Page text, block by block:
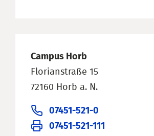
Campus Horb
Florianstraße 15
72160 Horb a. N.
07451-521-0
07451-521-111